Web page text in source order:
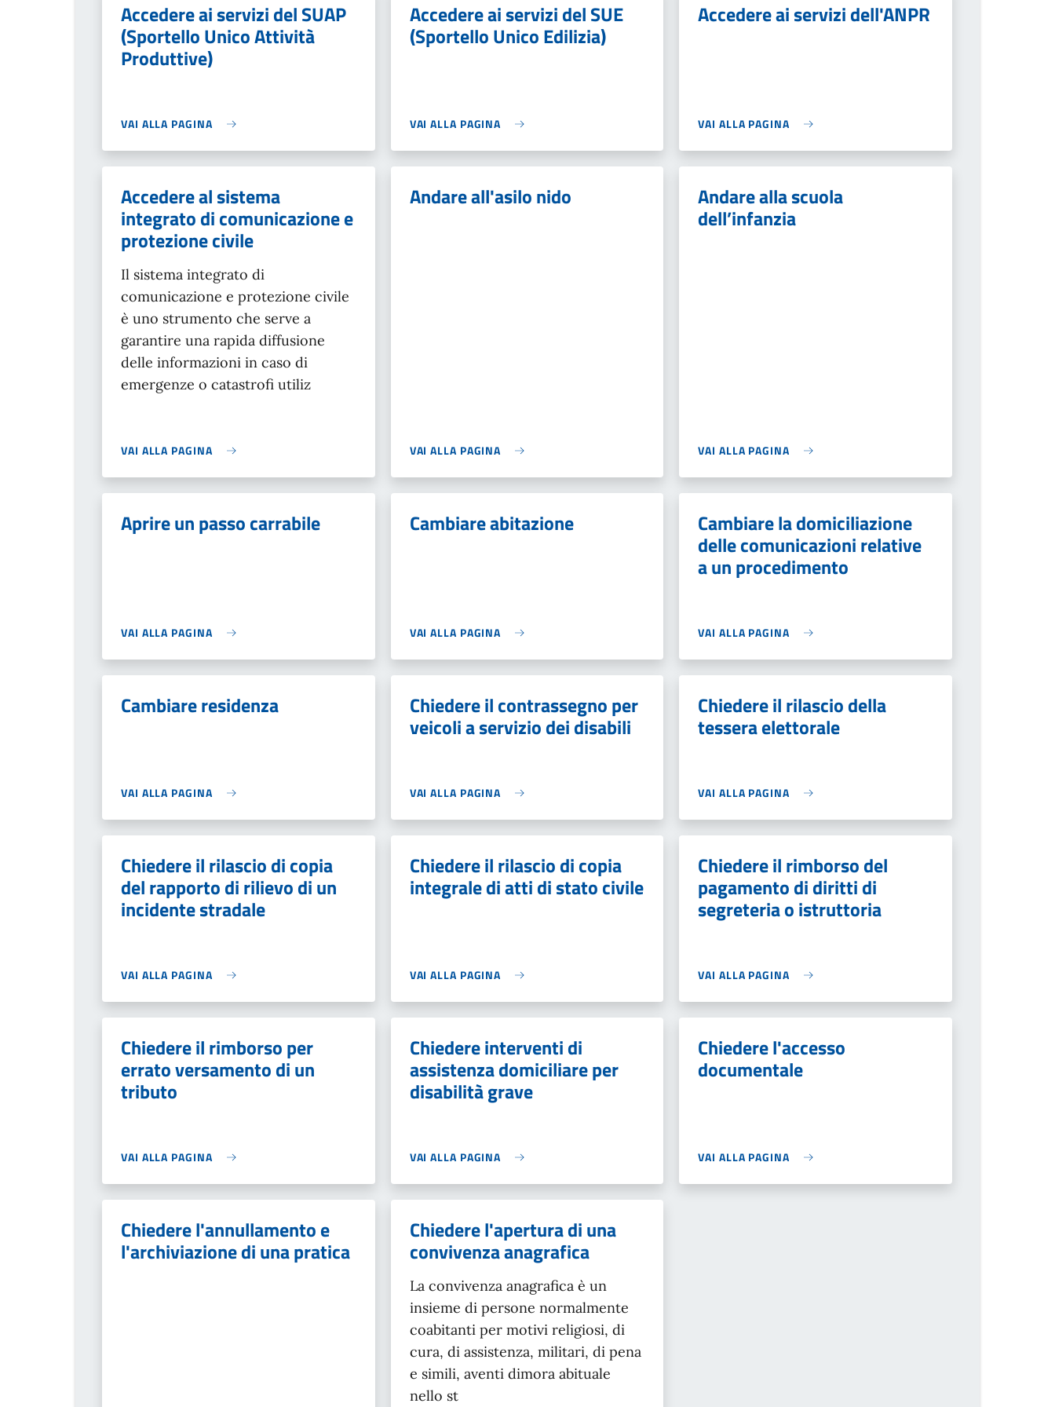
Accedere ai servizi del SUAP
(Sportello Unico Attività
Produttive)
VAI ALLA PAGINA
Accedere ai servizi del SUE
(Sportello Unico Edilizia)
VAI ALLA PAGINA
Accedere ai servizi dell'ANPR
VAI ALLA PAGINA
Accedere al sistema
integrato di comunicazione e
protezione civile
Il sistema integrato di
comunicazione e protezione civile
è uno strumento che serve a
garantire una rapida diffusione
delle informazioni in caso di
emergenze o catastrofi utiliz
VAI ALLA PAGINA
Andare all'asilo nido
VAI ALLA PAGINA
Andare alla scuola
dell’infanzia
VAI ALLA PAGINA
Aprire un passo carrabile
VAI ALLA PAGINA
Cambiare abitazione
VAI ALLA PAGINA
Cambiare la domiciliazione
delle comunicazioni relative
a un procedimento
VAI ALLA PAGINA
Cambiare residenza
VAI ALLA PAGINA
Chiedere il contrassegno per
veicoli a servizio dei disabili
VAI ALLA PAGINA
Chiedere il rilascio della
tessera elettorale
VAI ALLA PAGINA
Chiedere il rilascio di copia
del rapporto di rilievo di un
incidente stradale
VAI ALLA PAGINA
Chiedere il rilascio di copia
integrale di atti di stato civile
VAI ALLA PAGINA
Chiedere il rimborso del
pagamento di diritti di
segreteria o istruttoria
VAI ALLA PAGINA
Chiedere il rimborso per
errato versamento di un
tributo
VAI ALLA PAGINA
Chiedere interventi di
assistenza domiciliare per
disabilità grave
VAI ALLA PAGINA
Chiedere l'accesso
documentale
VAI ALLA PAGINA
Chiedere l'annullamento e
l'archiviazione di una pratica
Chiedere l'apertura di una
convivenza anagrafica
La convivenza anagrafica è un
insieme di persone normalmente
coabitanti per motivi religiosi, di
cura, di assistenza, militari, di pena
e simili, aventi dimora abituale
nello st